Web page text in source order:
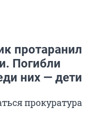
протаранил
Погибли
них — дети
прокуратура